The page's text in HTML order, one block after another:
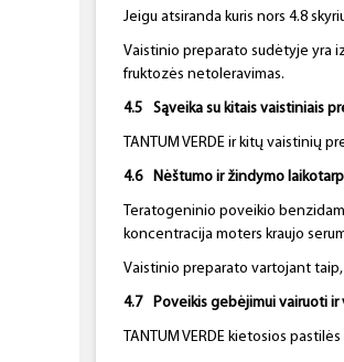
Jeigu atsiranda kuris nors 4.8
Vaistinio preparato sudėtyje yra
fruktozės netoleravimas.
4.5 Sąveika su kitais vaistiniais
TANTUM VERDE ir kitų vaistinių
4.6 Nėštumo ir žindymo
Teratogeninio poveikio
koncentracija moters kraujo
Vaistinio preparato vartojant
4.7 Poveikis gebėjimui vairuoti
TANTUM VERDE kietosios